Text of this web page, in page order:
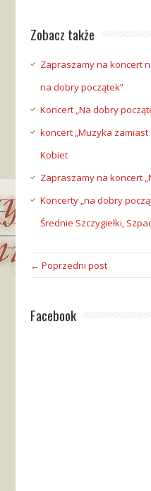
Zobacz także
Zapraszamy na koncert
na dobry początek”
Koncert „Na dobry
koncert „Muzyka
Kobiet
Zapraszamy na koncert
Koncerty „na dobry
Średnie Szczygiełki,
← Poprzedni post
Facebook